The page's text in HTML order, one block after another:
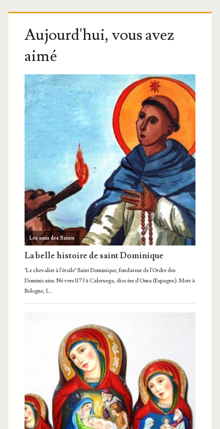
Aujourd'hui, vous avez
aimé